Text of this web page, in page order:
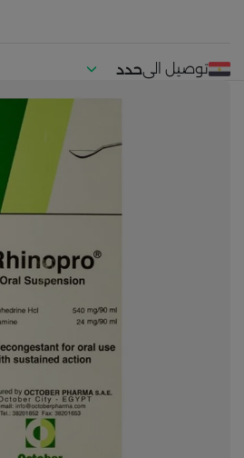
توصيل الىحدد